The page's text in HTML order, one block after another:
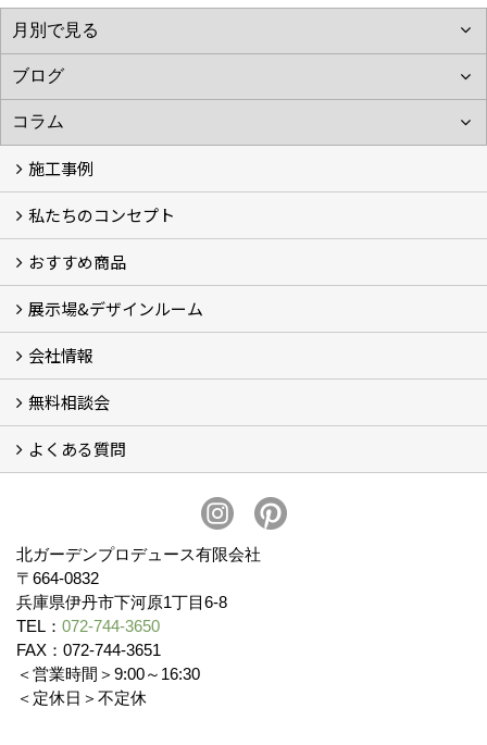
施工事例
施工事例
お客様の声 (46)
私たちのコンセプト
コンセプト
完成までの流れ
お庭のメンテナンスについて
おすすめ商品
オリジナル帆布のサイクルポート
NEW スマートサイクルポート
おしゃれな物置 (8)
門扉 (6)
ウッドフェンス (16)
アイアンの商品 (6)
ガーデニング雑貨 (3)
ガーデン書&ガーデンアート
こだわりのオリジナル商品 一覧
おすすめの植物 (29)
箱庭ガーデン
ポット苗
展示場&デザインルーム
展示場&デザインルーム
会社情報
会社概要
スタッフ紹介 (11)
ブログ
コラム
アクセス
求人募集
無料相談会
無料相談会
よくある質問
アフターサービス・アフターメンテナンスについて (3)
北ガーデンプロデュース有限会社
〒664-0832
兵庫県伊丹市下河原1丁目6-8
TEL： 072-744-3650
FAX：072-744-3651
＜営業時間＞9:00～16:30
＜定休日＞不定休